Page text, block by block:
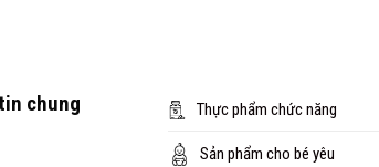
chung Thực phẩm chức năng
Sản phẩm cho bé yêu